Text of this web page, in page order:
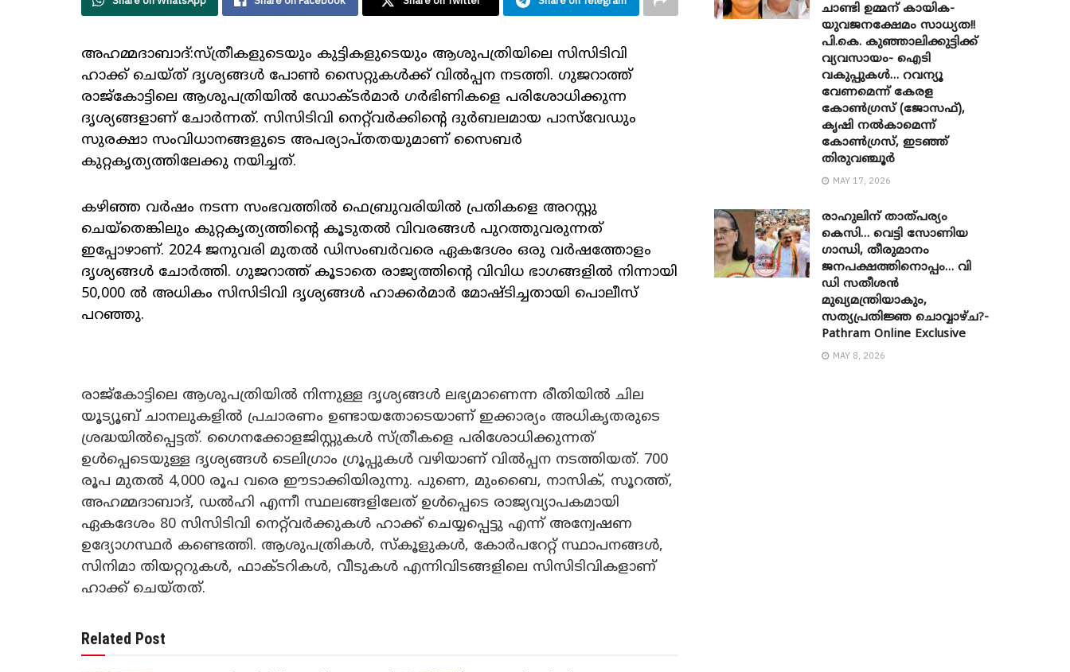
അഹമ്മദാബാദ്:സ്ത്രീകളുടെയും കുട്ടികളുടെയും ആശുപത്രിയിലെ സിസിടിവി
ഹാക്ക്ചെയ്ത് ദൃശ്യങ്ങൾ പോൺ സൈറ്റുകൾക്ക് വിൽപ്പന നടത്തി. ഗുജറാത്ത്
രാജ്കോട്ടിലെ ആശുപത്രിയിൽ ഡോക്ടർമാർ ഗർഭിണികളെ പരിശോധിക്കുന്ന
ദൃശ്യങ്ങളാണ് ചോർന്നത്. സിസിടിവി നെറ്റ്​വർക്കിന്റെ ദുർബലമായ പാസ്‌വേഡും
സുരക്ഷാ സംവിധാനങ്ങളുടെ അപര്യാപ്തതയുമാണ് സൈബർ
കുറ്റകൃത്യത്തിലേക്കു നയിച്ചത്.
കഴിഞ്ഞ വർഷം നടന്ന സംഭവത്തിൽ ഫെബ്രുവരിയിൽ പ്രതികളെ അറസ്റ്റു
ചെയ്തെങ്കിലും കുറ്റകൃത്യത്തിന്റെ കൂടുതൽ വിവരങ്ങൾ പുറത്തുവരുന്നത്
ഇപ്പോഴാണ്. 2024 ജനുവരി മുതൽ ഡിസംബർവരെ ഏകദേശം ഒരു വർഷത്തോളം
ദൃശ്യങ്ങൾ ചോർത്തി. ഗുജറാത്ത് കൂടാതെ രാജ്യത്തിന്റെ വിവിധ ഭാഗങ്ങളിൽ നിന്നായി
50,000 ൽ അധികം സിസിടിവി ദൃശ്യങ്ങൾ ഹാക്കർമാർ മോഷ്ടിച്ചതായി പൊലീസ്
പറ‍ഞ്ഞു.
രാജ്കോട്ടിലെ ആശുപത്രിയിൽ നിന്നുള്ള ദൃശ്യങ്ങള്‍ ലഭ്യമാണെന്ന രീതിയിൽ ചില
യൂട്യൂബ് ചാനലുകളിൽ പ്രചാരണം ഉണ്ടായതോടെയാണ് ഇക്കാര്യം അധികൃതരുടെ
ശ്രദ്ധയിൽപ്പെട്ടത്. ഗൈനക്കോളജിസ്റ്റുകൾ സ്ത്രീകളെ പരിശോധിക്കുന്നത്
ഉൾപ്പെടെയുള്ള ദൃശ്യങ്ങൾ ടെലിഗ്രാം ഗ്രൂപ്പുകൾ വഴിയാണ് വിൽപ്പന നടത്തിയത്. 700
രൂപ മുതൽ 4,000 രൂപ വരെ ഈടാക്കിയിരുന്നു. പുണെ, മുംബൈ, നാസിക്, സൂറത്ത്,
അഹമ്മദാബാദ്, ഡൽഹി എന്നീ സ്ഥലങ്ങളിലേത് ഉൾപ്പെടെ രാജ്യവ്യാപകമായി
ഏകദേശം 80 സിസിടിവി നെറ്റ്​വർക്കുകൾ ഹാക്ക് ചെയ്യപ്പെട്ടു എന്ന് അന്വേഷണ
ഉദ്യോഗസ്ഥർ കണ്ടെത്തി. ആശുപത്രികൾ, സ്കൂളുകൾ, കോർപറേറ്റ് സ്ഥാപനങ്ങൾ,
സിനിമാ തിയറ്ററുകൾ, ഫാക്ടറികൾ, വീടുകൾ എന്നിവിടങ്ങളിലെ സിസിടിവികളാണ്
ഹാക്ക് ചെയ്തത്.
Related Post
ചാണ്ടി ഉമ്മന് കായിക-
യുവജനക്ഷേമം സാധ്യത!!
പി.കെ. കുഞ്ഞാലിക്കുട്ടിക്ക്
വ്യവസായം- ഐടി
വകുപ്പുകൾ… റവന്യൂ
വേണമെന്ന് കേരള
കോൺഗ്രസ് (ജോസഫ്),
കൃഷി നൽകാമെന്ന്
കോൺഗ്രസ്, ഇടഞ്ഞ്
തിരുവഞ്ചൂർ
MAY 17, 2026
രാഹുലിന് താത്പര്യം
കെസി… വെട്ടി സോണിയ ​
ഗാന്ധി, തീരുമാനം
ജനപക്ഷത്തിനൊപ്പം… വി
ഡി സതീശൻ
മുഖ്യമന്ത്രിയാകും,
സത്യപ്രതിജ്ഞ ചൊവ്വാഴ്ച?-
Pathram Online Exclusive
MAY 8, 2026